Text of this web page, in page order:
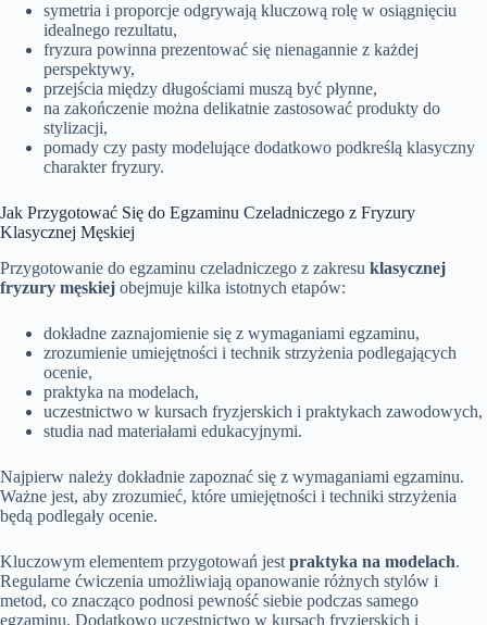
symetria i proporcje odgrywają kluczową rolę w osiągnięciu
idealnego rezultatu,
fryzura powinna prezentować się nienagannie z każdej
perspektywy,
przejścia między długościami muszą być płynne,
na zakończenie można delikatnie zastosować produkty do
stylizacji,
pomady czy pasty modelujące dodatkowo podkreślą klasyczny
charakter fryzury.
Jak Przygotować Się do Egzaminu Czeladniczego z Fryzury
Klasycznej Męskiej
Przygotowanie do egzaminu czeladniczego z zakresu klasycznej
fryzury męskiej obejmuje kilka istotnych etapów:
dokładne zaznajomienie się z wymaganiami egzaminu,
zrozumienie umiejętności i technik strzyżenia podlegających
ocenie,
praktyka na modelach,
uczestnictwo w kursach fryzjerskich i praktykach zawodowych,
studia nad materiałami edukacyjnymi.
Najpierw należy dokładnie zapoznać się z wymaganiami egzaminu.
Ważne jest, aby zrozumieć, które umiejętności i techniki strzyżenia
będą podlegały ocenie.
Kluczowym elementem przygotowań jest praktyka na modelach.
Regularne ćwiczenia umożliwiają opanowanie różnych stylów i
metod, co znacząco podnosi pewność siebie podczas samego
egzaminu. Dodatkowo uczestnictwo w kursach fryzjerskich i